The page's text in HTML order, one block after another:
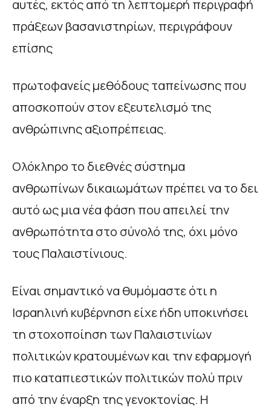
αυτές, εκτός από τη λεπτομερή περιγραφή
πράξεων βασανιστηρίων, περιγράφουν
επίσης
πρωτοφανείς μεθόδους ταπείνωσης που
αποσκοπούν στον εξευτελισμό της
ανθρώπινης αξιοπρέπειας.
Ολόκληρο το διεθνές σύστημα
ανθρωπίνων δικαιωμάτων πρέπει να το δει
αυτό ως μια νέα φάση που απειλεί την
ανθρωπότητα στο σύνολό της, όχι μόνο
τους Παλαιστίνιους.
Είναι σημαντικό να θυμόμαστε ότι η
Ισραηλινή κυβέρνηση είχε ήδη υποκινήσει
τη στοχοποίηση των Παλαιστινίων
πολιτικών κρατουμένων και την εφαρμογή
πιο καταπιεστικών πολιτικών πολύ πριν
από την έναρξη της γενοκτονίας. Η